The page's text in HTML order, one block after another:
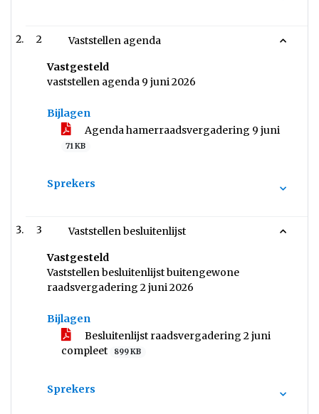
2 Vaststellen agenda
Vastgesteld
vaststellen agenda 9 juni 2026
Bijlagen
Agenda hamerraadsvergadering 9 juni
71 KB
Sprekers
3 Vaststellen besluitenlijst
Vastgesteld
Vaststellen besluitenlijst buitengewone
raadsvergadering 2 juni 2026
Bijlagen
Besluitenlijst raadsvergadering 2 juni
compleet
899 KB
Sprekers